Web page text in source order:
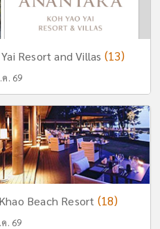
Resort and Villas (13)
ค. 69
Beach Resort (18)
. 69